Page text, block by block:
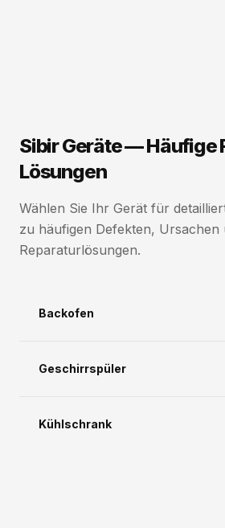
Sibir Geräte — Häufige
Lösungen
Wählen Sie Ihr Gerät für
zu häufigen Defekten, Ursachen
Reparaturlösungen.
Backofen
Geschirrspüler
Kühlschrank